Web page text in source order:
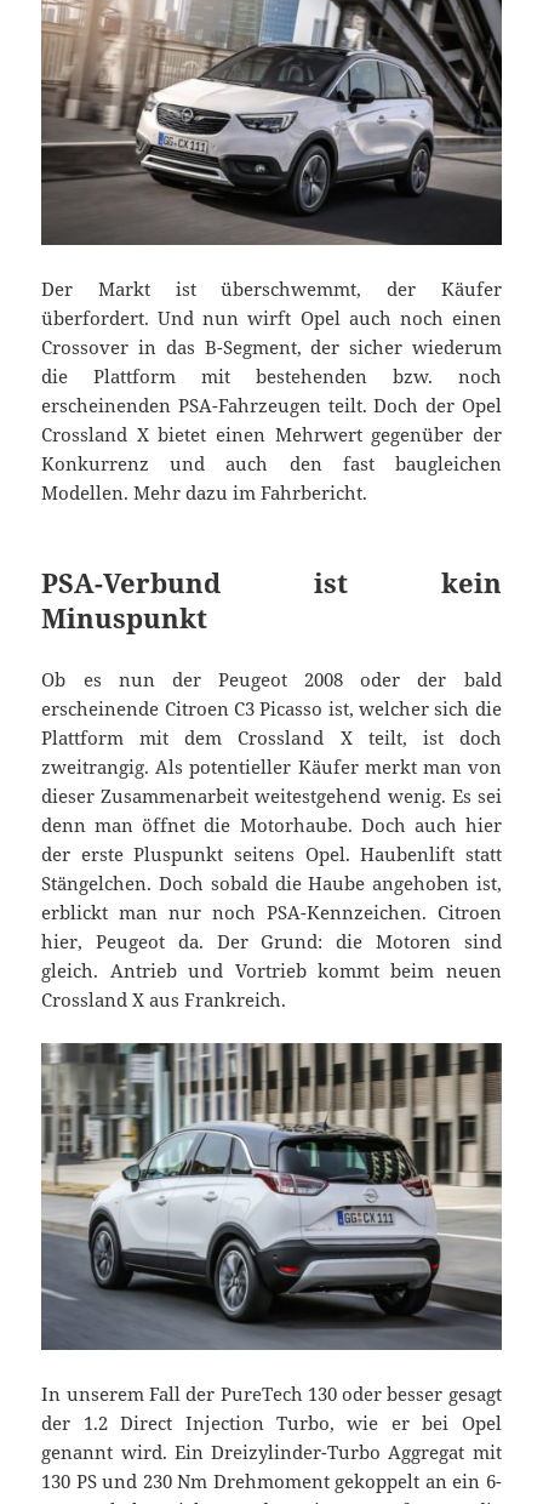
Der Markt ist überschwemmt, der Käufer
überfordert. Und nun wirft Opel auch noch einen
Crossover in das B-Segment, der sicher wiederum
die Plattform mit bestehenden bzw. noch
erscheinenden PSA-Fahrzeugen teilt. Doch der Opel
Crossland X bietet einen Mehrwert gegenüber der
Konkurrenz und auch den fast baugleichen
Modellen. Mehr dazu im Fahrbericht.
PSA-Verbund ist kein
Minuspunkt
Ob es nun der Peugeot 2008 oder der bald
erscheinende Citroen C3 Picasso ist, welcher sich die
Plattform mit dem Crossland X teilt, ist doch
zweitrangig. Als potentieller Käufer merkt man von
dieser Zusammenarbeit weitestgehend wenig. Es sei
denn man öffnet die Motorhaube. Doch auch hier
der erste Pluspunkt seitens Opel. Haubenlift statt
Stängelchen. Doch sobald die Haube angehoben ist,
erblickt man nur noch PSA-Kennzeichen. Citroen
hier, Peugeot da. Der Grund: die Motoren sind
gleich. Antrieb und Vortrieb kommt beim neuen
Crossland X aus Frankreich.
In unserem Fall der PureTech 130 oder besser gesagt
der 1.2 Direct Injection Turbo, wie er bei Opel
genannt wird. Ein Dreizylinder-Turbo Aggregat mit
130 PS und 230 Nm Drehmoment gekoppelt an ein 6-